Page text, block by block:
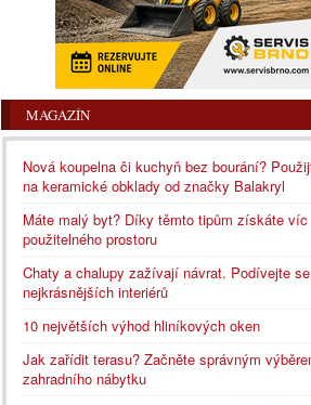
MAGAZÍN
Nová koupelna či kuchyň bez bourání?
na keramické obklady od značky Balakryl
Máte malý byt? Díky těmto tipům získáte víc
použitelného prostoru
Chaty a chalupy zažívají návrat. Podívejte se
nejkrásnějších interiérů
10 největších výhod hliníkových oken
Jak zařídit terasu? Začněte správným
zahradního nábytku